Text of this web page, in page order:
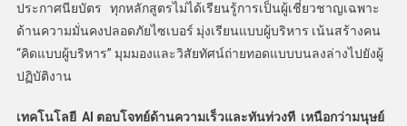
ประกาศนียบัตร ทุกหลักสูตรไม่ได้เรียนรู้การเป็นผู้เชี่ยวชาญเฉพาะ
ด้านความมั่นคงปลอดภัยไซเบอร์ มุ่งเรียนแบบผู้บริหาร เน้นสร้างคน
“คิดแบบผู้บริหาร” มุมมองและวิสัยทัศน์ถ่ายทอดแบบบนลงล่างไปยังผู้
ปฏิบัติงาน
เทคโนโลยี AI ตอบโจทย์ด้านความเร็วและทันท่วงที เหนือกว่ามนุษย์